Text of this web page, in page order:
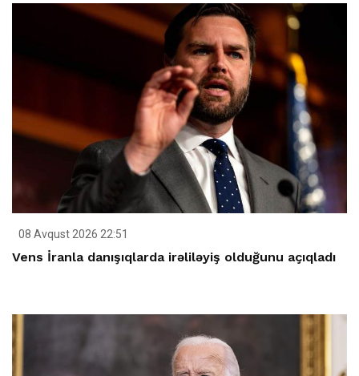
08 Avqust 2026 22:51
Vens İranla danışıqlarda irəliləyiş olduğunu açıqladı